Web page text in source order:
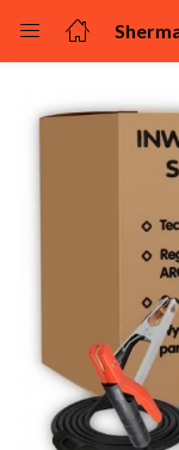
Kirjaudu sisään
Muista minut